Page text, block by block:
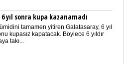
yıl sonra kupa kazanamadı
tamamen yitiren Galatasaray, 6 yıl
kupasız kapatacak. Böylece 6 yıldır
takı...